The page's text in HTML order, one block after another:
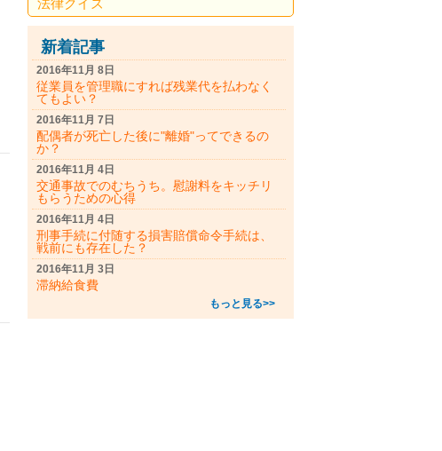
法律クイズ
新着記事
2016年11月 8日
従業員を管理職にすれば残業代を払わなく
てもよい？
2016年11月 7日
配偶者が死亡した後に"離婚"ってできるの
か？
2016年11月 4日
交通事故でのむちうち。慰謝料をキッチリ
もらうための心得
2016年11月 4日
刑事手続に付随する損害賠償命令手続は、
戦前にも存在した？
2016年11月 3日
滞納給食費
もっと見る>>